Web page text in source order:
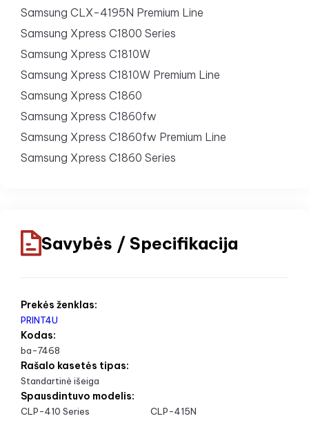
Samsung CLX-4195N Premium Line
Samsung Xpress C1800 Series
Samsung Xpress C1810W
Samsung Xpress C1810W Premium Line
Samsung Xpress C1860
Samsung Xpress C1860fw
Samsung Xpress C1860fw Premium Line
Samsung Xpress C1860 Series
Savybės / Specifikacija
Prekės ženklas:
PRINT4U
Kodas:
ba-7468
Rašalo kasetės tipas:
Standartinė išeiga
Spausdintuvo modelis:
CLP-410 Series
CLP-415N